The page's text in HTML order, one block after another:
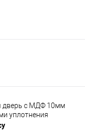
дверь с МДФ 10мм
уплотнения